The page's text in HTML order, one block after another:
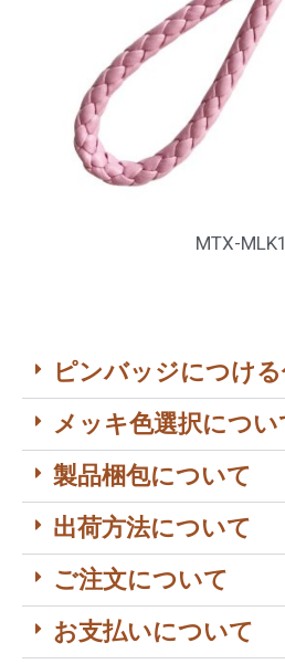
MTX-
ピンバッジにつけ
メッキ色選択につい
製品梱包について
出荷方法について
ご注文について
お支払いについて